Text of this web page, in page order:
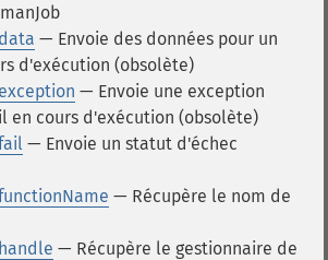
— Envoie des données pour un
d'exécution (obsolète)
— Envoie une exception
en cours d'exécution (obsolète)
— Envoie un statut d'échec
— Récupère le nom de
— Récupère le gestionnaire de